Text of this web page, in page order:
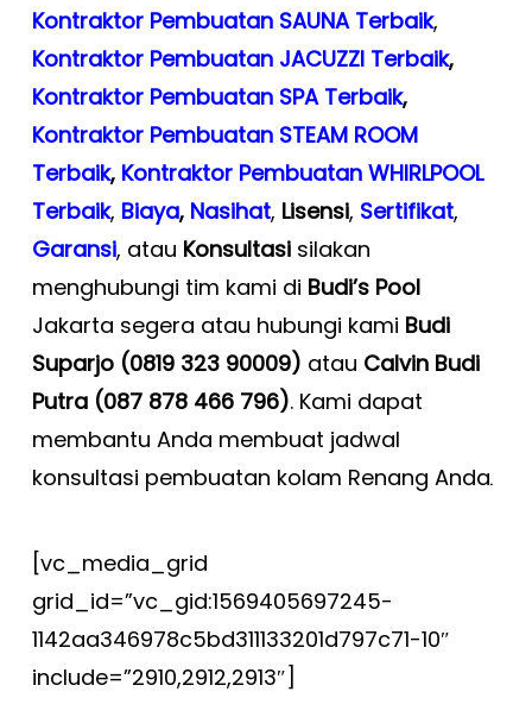
Kontraktor Pembuatan SAUNA Terbaik,
Kontraktor Pembuatan JACUZZI Terbaik,
Kontraktor Pembuatan SPA Terbaik,
Kontraktor Pembuatan STEAM ROOM
Terbaik, Kontraktor Pembuatan WHIRLPOOL
Terbaik, Biaya, Nasihat, Lisensi, Sertifikat,
Garansi, atau Konsultasisilakan
menghubungi tim kami di Budi’s Pool
Jakarta segera atau hubungi kami Budi
Suparjo (0819 323 90009) atau Calvin Budi
Putra (087 878 466 796). Kami dapat
membantu Anda membuat jadwal
konsultasi pembuatan kolam Renang Anda.
[vc_media_grid
grid_id=”vc_gid:1569405697245-
1142aa346978c5bd311133201d797c71-10″
include=”2910,2912,2913″]